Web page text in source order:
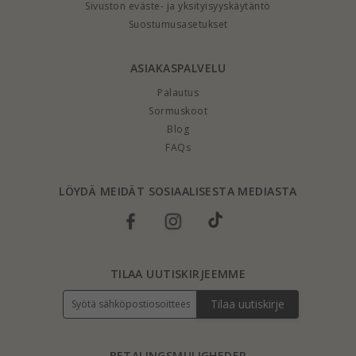
Sivuston eväste- ja yksityisyyskäytäntö
Suostumusasetukset
ASIAKASPALVELU
Palautus
Sormuskoot
Blog
FAQs
LÖYDÄ MEIDÄT SOSIAALISESTA MEDIASTA
TILAA UUTISKIRJEEMME
Tilaa uutiskirje